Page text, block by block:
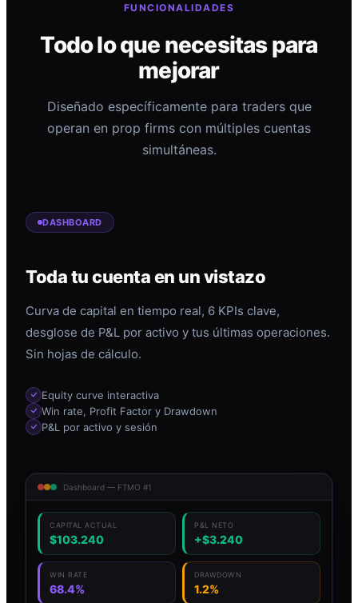
FUNCIONALIDADES
Todo lo que necesitas para
mejorar
Diseñado específicamente para traders que
operan en prop firms con múltiples cuentas
simultáneas.
DASHBOARD
Toda tu cuenta en un vistazo
Curva de capital en tiempo real, 6 KPIs clave,
desglose de P&L por activo y tus últimas operaciones.
Sin hojas de cálculo.
Equity curve interactiva
Win rate, Profit Factor y Drawdown
P&L por activo y sesión
Dashboard — FTMO #1
CAPITAL ACTUAL
$103.240
P&L NETO
+$3.240
WIN RATE
68.4%
DRAWDOWN
1.2%